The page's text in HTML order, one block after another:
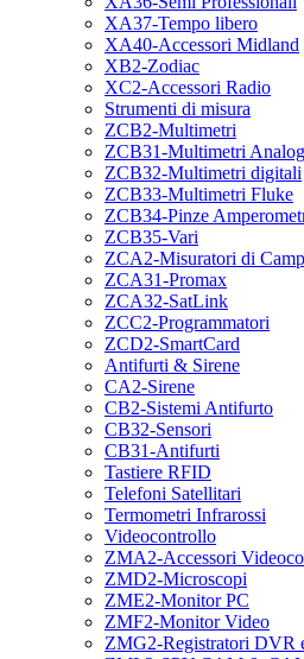
XA37-Tempo libero
XA40-Accessori Midland
XB2-Zodiac
XC2-Accessori Radio
Strumenti di misura
ZCB2-Multimetri
ZCB31-Multimetri
ZCB32-Multimetri digitali
ZCB33-Multimetri Fluke
ZCB34-Pinze
ZCB35-Vari
ZCA2-Misuratori di
ZCA31-Promax
ZCA32-SatLink
ZCC2-Programmatori
ZCD2-SmartCard
Antifurti & Sirene
CA2-Sirene
CB2-Sistemi Antifurto
CB32-Sensori
CB31-Antifurti
Tastiere RFID
Telefoni Satellitari
Termometri Infrarossi
Videocontrollo
ZMA2-Accessori
ZMD2-Microscopi
ZME2-Monitor PC
ZMF2-Monitor Video
ZMG2-Registratori DVR